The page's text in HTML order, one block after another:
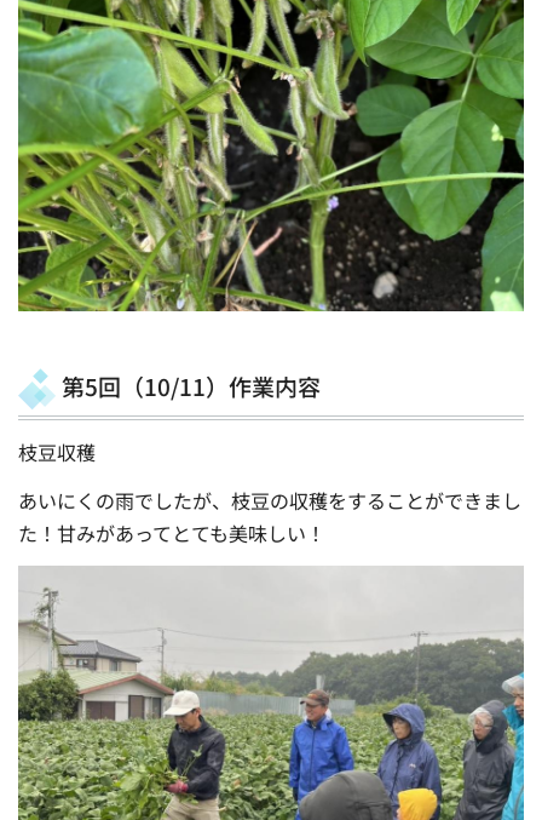
第5回（10/11）作業内容
枝豆収穫
あいにくの雨でしたが、枝豆の収穫をすることができまし
た！甘みがあってとても美味しい！